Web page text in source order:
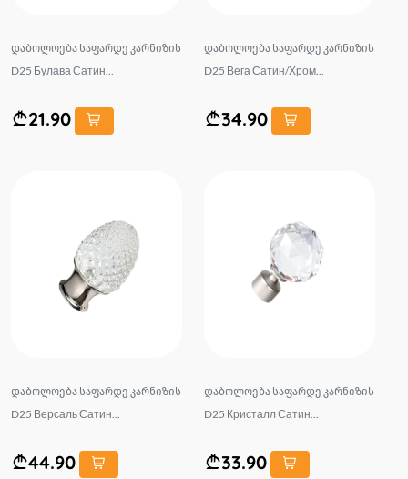
დაბოლოება საფარდე კარნიზის
D25 Булава Сатин...
21.90
დაბოლოება საფარდე კარნიზის
D25 Вега Сатин/Хром...
34.90
დაბოლოება საფარდე კარნიზის
D25 Версаль Сатин...
44.90
დაბოლოება საფარდე კარნიზის
D25 Кристалл Сатин...
33.90